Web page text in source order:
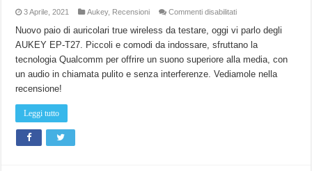
3 Aprile, 2021 Aukey, Recensioni Commenti disabilitatisu
true
wireless
AUKEY
T27
Sono
Nuovo paio di auricolari true wireless da testare, oggi vi parlo degli
AUKEY EP-T27. Piccoli e comodi da indossare, sfruttano la
tecnologia Qualcomm per offrire un suono superiore alla media, con
un audio in chiamata pulito e senza interferenze. Vediamole nella
recensione!
Leggi tutto